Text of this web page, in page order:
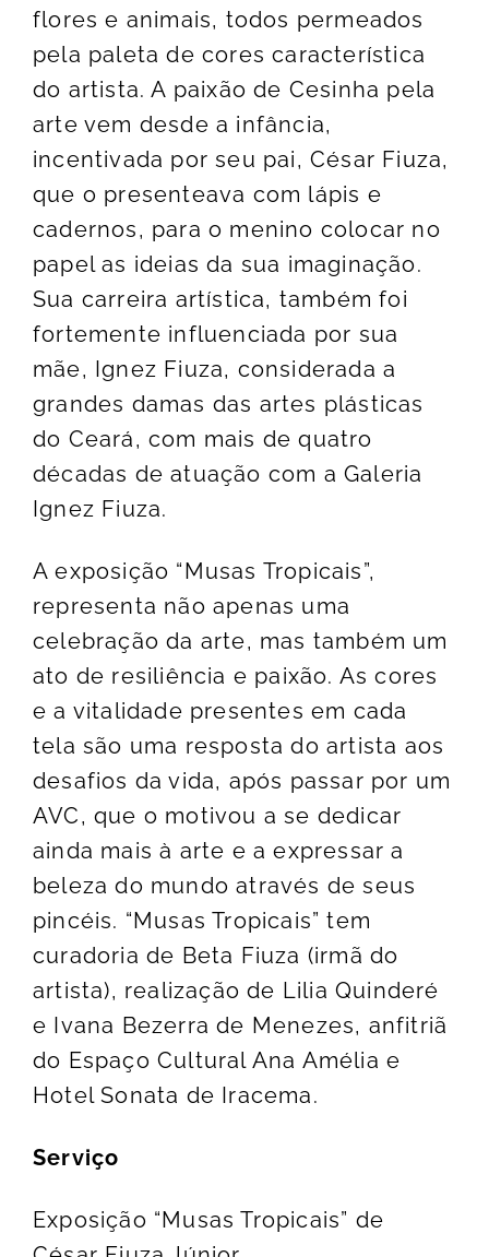
flores e animais, todos permeados
pela paleta de cores característica
do artista. A paixão de Cesinha pela
arte vem desde a infância,
incentivada por seu pai, César Fiuza,
que o presenteava com lápis e
cadernos, para o menino colocar no
papel as ideias da sua imaginação.
Sua carreira artística, também foi
fortemente influenciada por sua
mãe, Ignez Fiuza, considerada a
grandes damas das artes plásticas
do Ceará, com mais de quatro
décadas de atuação com a Galeria
Ignez Fiuza.
A exposição “Musas Tropicais”,
representa não apenas uma
celebração da arte, mas também um
ato de resiliência e paixão. As cores
e a vitalidade presentes em cada
tela são uma resposta do artista aos
desafios da vida, após passar por um
AVC, que o motivou a se dedicar
ainda mais à arte e a expressar a
beleza do mundo através de seus
pincéis. “Musas Tropicais” tem
curadoria de Beta Fiuza (irmã do
artista), realização de Lilia Quinderé
e Ivana Bezerra de Menezes, anfitriã
do Espaço Cultural Ana Amélia e
Hotel Sonata de Iracema.
Serviço
Exposição “Musas Tropicais” de